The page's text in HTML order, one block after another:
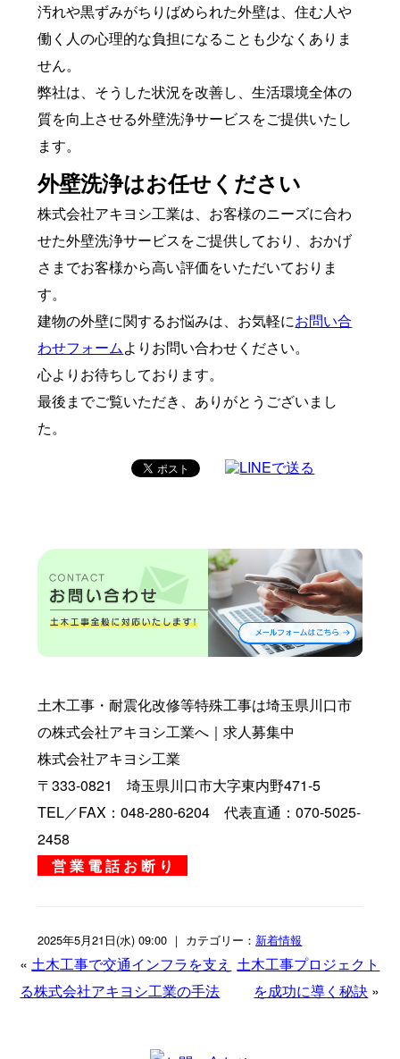
汚れや黒ずみがちりばめられた外壁は、住む人や
働く人の心理的な負担になることも少なくありま
せん。
弊社は、そうした状況を改善し、生活環境全体の
質を向上させる外壁洗浄サービスをご提供いたし
ます。
外壁洗浄はお任せください
株式会社アキヨシ工業は、お客様のニーズに合わ
せた外壁洗浄サービスをご提供しており、おかげ
さまでお客様から高い評価をいただいておりま
す。
建物の外壁に関するお悩みは、お気軽にお問い合
わせフォームよりお問い合わせください。
心よりお待ちしております。
最後までご覧いただき、ありがとうございまし
た。
土木工事・耐震化改修等特殊工事は埼玉県川口市
の株式会社アキヨシ工業へ｜求人募集中
株式会社アキヨシ工業
〒333-0821 埼玉県川口市大字東内野471-5
TEL／FAX：048-280-6204 代表直通：070-5025-
2458
営 業 電 話 お 断 り
2025年5月21日(水) 09:00 ｜ カテゴリー： 新着情報
«土木工事で交通インフラを支え
る株式会社アキヨシ工業の手法
土木工事プロジェクト
を成功に導く秘訣 »